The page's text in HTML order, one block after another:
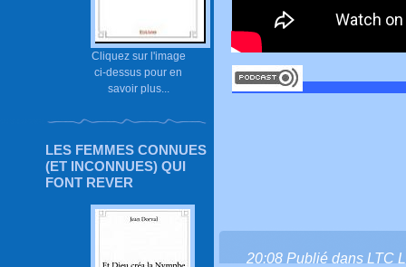
Cliquez sur l'image
ci-dessus pour en
savoir plus...
LES FEMMES CONNUES
(ET INCONNUES) QUI
FONT REVER
20:08 Publié dans LTC